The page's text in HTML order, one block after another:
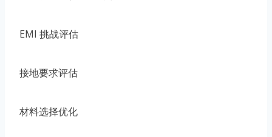
EMI 挑战评估
接地要求评估
材料选择优化